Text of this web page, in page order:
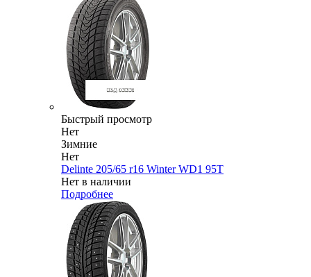
Быстрый просмотр
Нет
Зимние
Нет
Delinte 205/65 r16 Winter WD1 95T
Нет в наличии
Подробнее